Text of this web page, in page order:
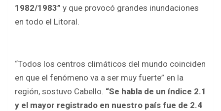
1982/1983” y que provocó grandes inundaciones
en todo el Litoral.
“Todos los centros climáticos del mundo coinciden
en que el fenómeno va a ser muy fuerte” en la
región, sostuvo Cabello. “Se habla de un índice 2.1
y el mayor registrado en nuestro país fue de 2.4